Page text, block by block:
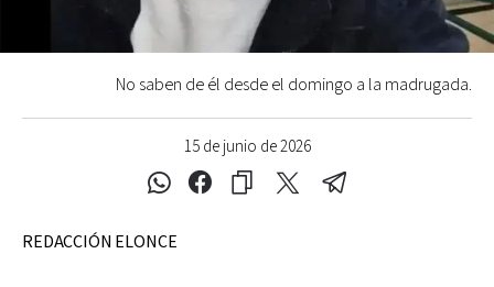
15 de junio de 2026
No saben de él desde el domingo a la madrugada.
REDACCIÓN ELONCE